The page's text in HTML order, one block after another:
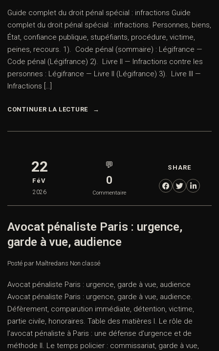
Guide complet du droit pénal spécial : infractions Guide
complet du droit pénal spécial : infractions. Personnes, biens,
État, confiance publique, stupéfiants, procédure, victime,
peines, recours. 1). Code pénal (sommaire) : Légifrance —
Code pénal (Légifrance) 2). Livre II — Infractions contre les
personnes : Légifrance — Livre II (Légifrance) 3). Livre III —
Infractions […]
CONTINUER LA LECTURE
22
FéV
2026
💬
0
Commentaire
SHARE
Avocat pénaliste Paris : urgence,
garde à vue, audience
Posté par Maîtredans Non classé
Avocat pénaliste Paris : urgence, garde à vue, audience
Avocat pénaliste Paris : urgence, garde à vue, audience.
Défèrement, comparution immédiate, détention, victime,
partie civile, honoraires. Table des matières I. Le rôle de
l’avocat pénaliste à Paris : une défense d’urgence et de
méthode II. Le temps policier : commissariat, garde à vue,